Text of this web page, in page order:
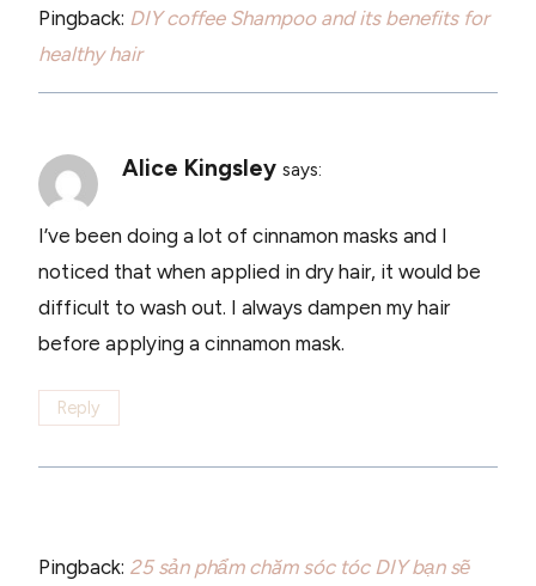
Pingback: DIY coffee Shampoo and its benefits for
healthy hair
Alice Kingsley says:
I’ve been doing a lot of cinnamon masks and I
noticed that when applied in dry hair, it would be
difficult to wash out. I always dampen my hair
before applying a cinnamon mask.
Reply
Pingback: 25 sản phẩm chăm sóc tóc DIY bạn sẽ